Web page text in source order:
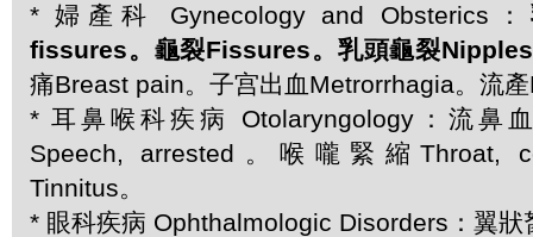
* 婦產科 Gynecology and Obsterics：
fissures。龜裂Fissures。乳頭龜裂
痛Breast pain。子宫出血Metrorrhagia。流
* 耳鼻喉科疾病 Otolaryngology：流鼻
Speech, arrested。喉嚨緊縮Throat,
Tinnitus。
* 眼科疾病 Ophthalmologic Disorders：翼狀